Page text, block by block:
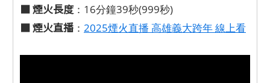
■煙火長度：16分鐘39秒(999秒)
■ 煙火直播 ： 2025煙火直播 高雄義大跨年 線上看